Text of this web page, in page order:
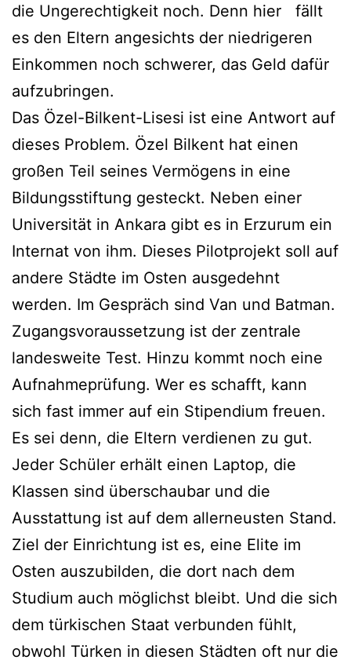
die Ungerechtigkeit noch. Denn hier fällt
es den Eltern angesichts der niedrigeren
Einkommen noch schwerer, das Geld dafür
aufzubringen.
Das Özel-Bilkent-Lisesi ist eine Antwort auf
dieses Problem. Özel Bilkent hat einen
großen Teil seines Vermögens in eine
Bildungsstiftung gesteckt. Neben einer
Universität in Ankara gibt es in Erzurum ein
Internat von ihm. Dieses Pilotprojekt soll auf
andere Städte im Osten ausgedehnt
werden. Im Gespräch sind Van und Batman.
Zugangsvoraussetzung ist der zentrale
landesweite Test. Hinzu kommt noch eine
Aufnahmeprüfung. Wer es schafft, kann
sich fast immer auf ein Stipendium freuen.
Es sei denn, die Eltern verdienen zu gut.
Jeder Schüler erhält einen Laptop, die
Klassen sind überschaubar und die
Ausstattung ist auf dem allerneusten Stand.
Ziel der Einrichtung ist es, eine Elite im
Osten auszubilden, die dort nach dem
Studium auch möglichst bleibt. Und die sich
dem türkischen Staat verbunden fühlt,
obwohl Türken in diesen Städten oft nur die